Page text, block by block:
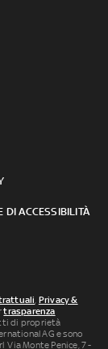
DI ACCESSIBILITÀ
Privacy &
trasparenza
di proprietà
AG e sono
Via Monte Penice, 7 -